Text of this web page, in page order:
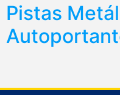
Pistas